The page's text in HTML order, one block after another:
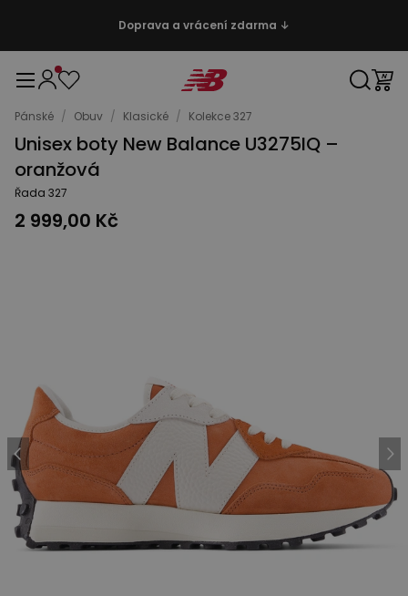
Doprava a vrácení zdarma ↓
Pánské / Obuv / Klasické / Kolekce 327
Unisex boty New Balance U3275IQ –
oranžová
Řada 327
2 999,00 Kč